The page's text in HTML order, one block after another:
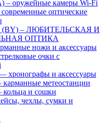
– оружейные камеры Wi-Fi
оптические
(BY) – ЛЮБИТЕЛЬСКАЯ И
ОПТИКА
ножи и аксессуары
очки с
и аксессуары
метеостанции
и сошки
чехлы, сумки и